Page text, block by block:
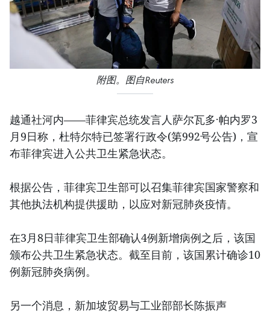
附图。图自Reuters
越通社河内——菲律宾总统发言人萨尔瓦多·帕内罗3
月9日称，杜特尔特已签署行政令(第992号公告)，宣
布菲律宾进入公共卫生紧急状态。
根据公告，菲律宾卫生部可以召集菲律宾国家警察和
其他执法机构提供援助，以应对新冠肺炎疫情。
在3月8日菲律宾卫生部确认4例新增病例之后，该国
颁布公共卫生紧急状态。截至目前，该国累计确诊10
例新冠肺炎病例。
另一个消息，新加坡贸易与工业部部长陈振声